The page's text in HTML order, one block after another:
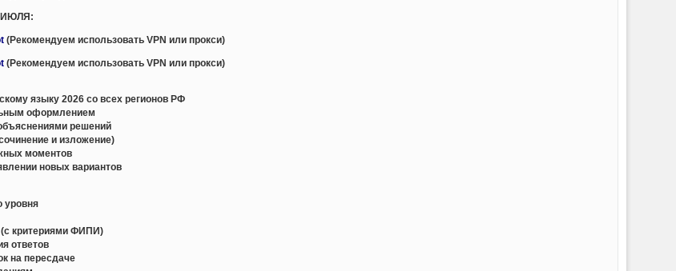
ИЮЛЯ:
(Рекомендуем использовать VPN или прокси)
(Рекомендуем использовать VPN или прокси)
языку 2026 со всех регионов РФ
оформлением
решений
и изложение)
моментов
новых вариантов
уровня
(с критериями ФИПИ)
ответов
на пересдаче